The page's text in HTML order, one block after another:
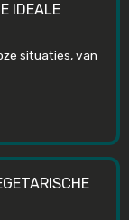
IDEALE
situaties, van